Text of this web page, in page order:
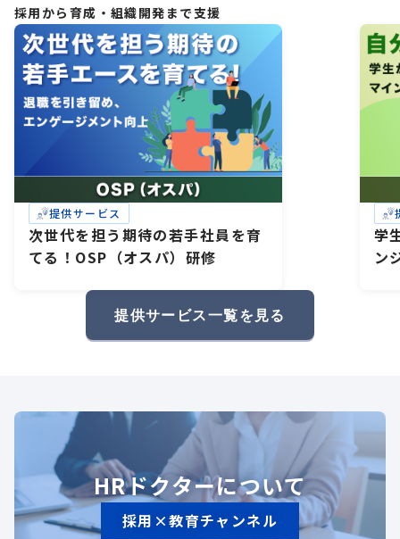
採用から育成・組織開発まで支援
提供サービス
次世代を担う期待の若手社員を育
てる！OSP（オスパ）研修
学
ン
提供サービス一覧を見る
HRドクターについて
採用×教育チャンネル